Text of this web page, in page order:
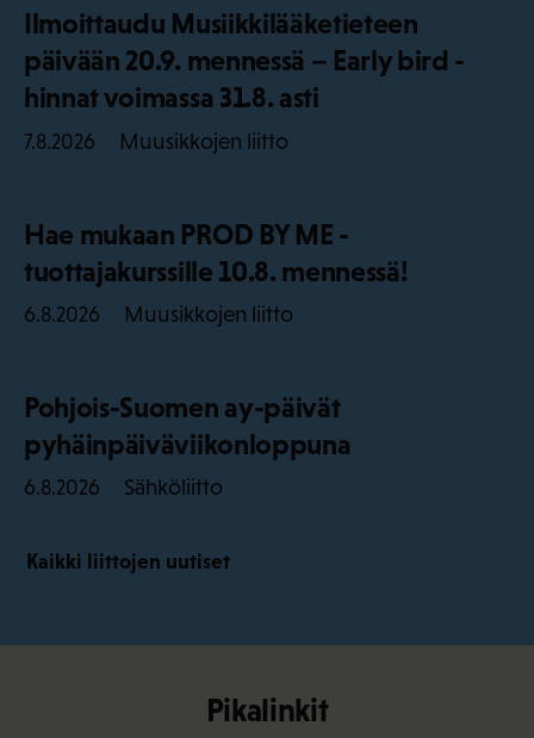
Ilmoittaudu Musiikkilääketieteen
päivään 20.9. mennessä – Early bird -
hinnat voimassa 31.8. asti
7.8.2026 Muusikkojen liitto
Hae mukaan PROD BY ME -
tuottajakurssille 10.8. mennessä!
6.8.2026 Muusikkojen liitto
Pohjois-Suomen ay-päivät
pyhäinpäiväviikonloppuna
6.8.2026 Sähköliitto
Kaikki liittojen uutiset
Pikalinkit